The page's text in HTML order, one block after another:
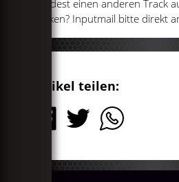
würdest einen anderen Track
packen? Inputmail bitte direkt
Artikel teilen: